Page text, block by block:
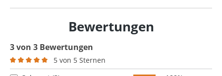
Bewertungen
3 von 3 Bewertungen
Durchschnittliche Bewertung von 5 von 5 Sternen
5 von 5 Sternen